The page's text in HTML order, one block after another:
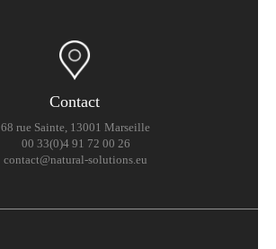
Contact
68 rue Sainte, 13001 Marseille
00 33(0)4 91 72 00 26
contact@natural-solutions.eu